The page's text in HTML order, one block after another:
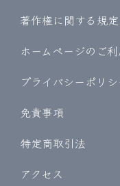
著作権に関する規定
ホームページのご
プライバシーポリシ
免責事項
特定商取引法
アクセス